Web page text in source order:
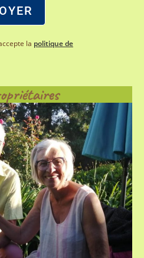
la politique de